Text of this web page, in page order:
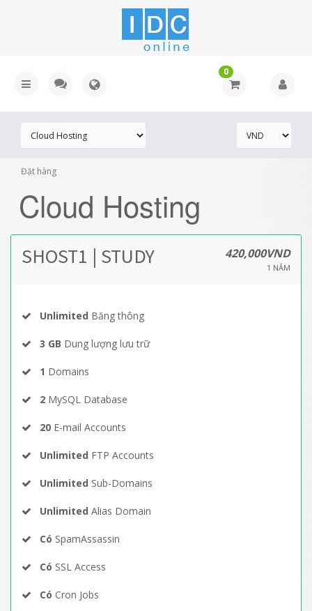
0
Đặt hàng
Cloud Hosting
SHOST1 | STUDY 420,000VND
1 NĂM
Unlimited Băng thông
3 GB Dung lượng lưu trữ
1 Domains
2 MySQL Database
20 E-mail Accounts
Unlimited FTP Accounts
Unlimited Sub-Domains
Unlimited Alias Domain
Có SpamAssassin
Có SSL Access
Có Cron Jobs